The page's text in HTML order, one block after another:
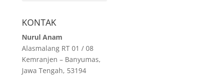
KONTAK
Nurul Anam
Alasmalang RT 01 / 08
Kemranjen – Banyumas,
Jawa Tengah, 53194